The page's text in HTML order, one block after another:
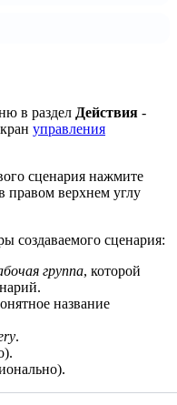
в раздел Действия -
управления
сценария нажмите
правом верхнем углу
создаваемого сценария:
группа, которой
название
.